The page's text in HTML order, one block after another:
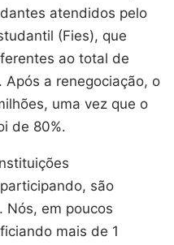
atendidos pelo
(Fies), que
ao total de
a renegociação, o
uma vez que o
de 80%.
são
Nós, em poucos
mais de 1